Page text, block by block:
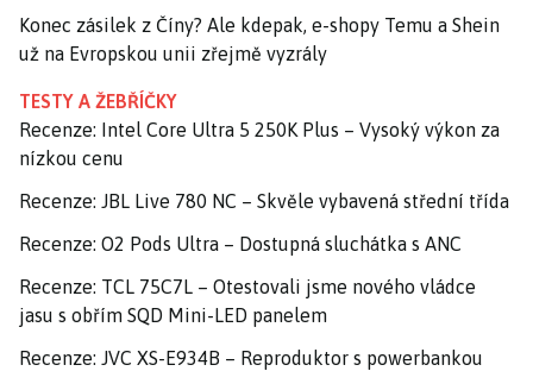
Konec zásilek z Číny? Ale kdepak, e-shopy Temu a Shein
už na Evropskou unii zřejmě vyzrály
TESTY A ŽEBŘÍČKY
Recenze: Intel Core Ultra 5 250K Plus – Vysoký výkon za
nízkou cenu
Recenze: JBL Live 780 NC – Skvěle vybavená střední třída
Recenze: O2 Pods Ultra – Dostupná sluchátka s ANC
Recenze: TCL 75C7L – Otestovali jsme nového vládce
jasu s obřím SQD Mini-LED panelem
Recenze: JVC XS-E934B – Reproduktor s powerbankou